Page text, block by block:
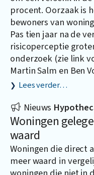
procent. Oorzaak is
bewoners van
Pas tien jaar na de
risicoperceptie
onderzoek (zie link
Martin Salm en Ben
Lees verder…
Nieuws
Woningen
waard
Woningen die direct
meer waard in